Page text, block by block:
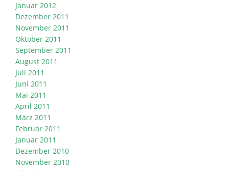
Januar 2012
Dezember 2011
November 2011
Oktober 2011
September 2011
August 2011
Juli 2011
Juni 2011
Mai 2011
April 2011
März 2011
Februar 2011
Januar 2011
Dezember 2010
November 2010